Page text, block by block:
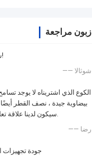
زبون مراجعة
شراء ممتع للغاية!
—— شوثالا
الكوع الذي اشتريناه لا يوجد
بيضاوية جيدة ، نصف القطر
سيكون لدينا علاقة تعاون طويلة الأجل.
—— رضا
جودة تجهيزات